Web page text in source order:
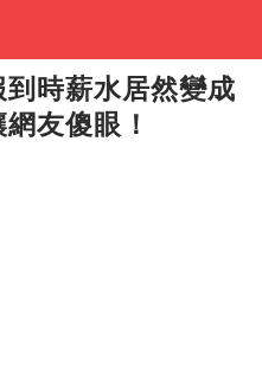
時薪水居然變成
友傻眼！